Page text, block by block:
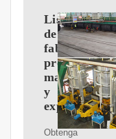
Lista
de
fabricantes,
proveedores,
mayoristas
y
Obtenga